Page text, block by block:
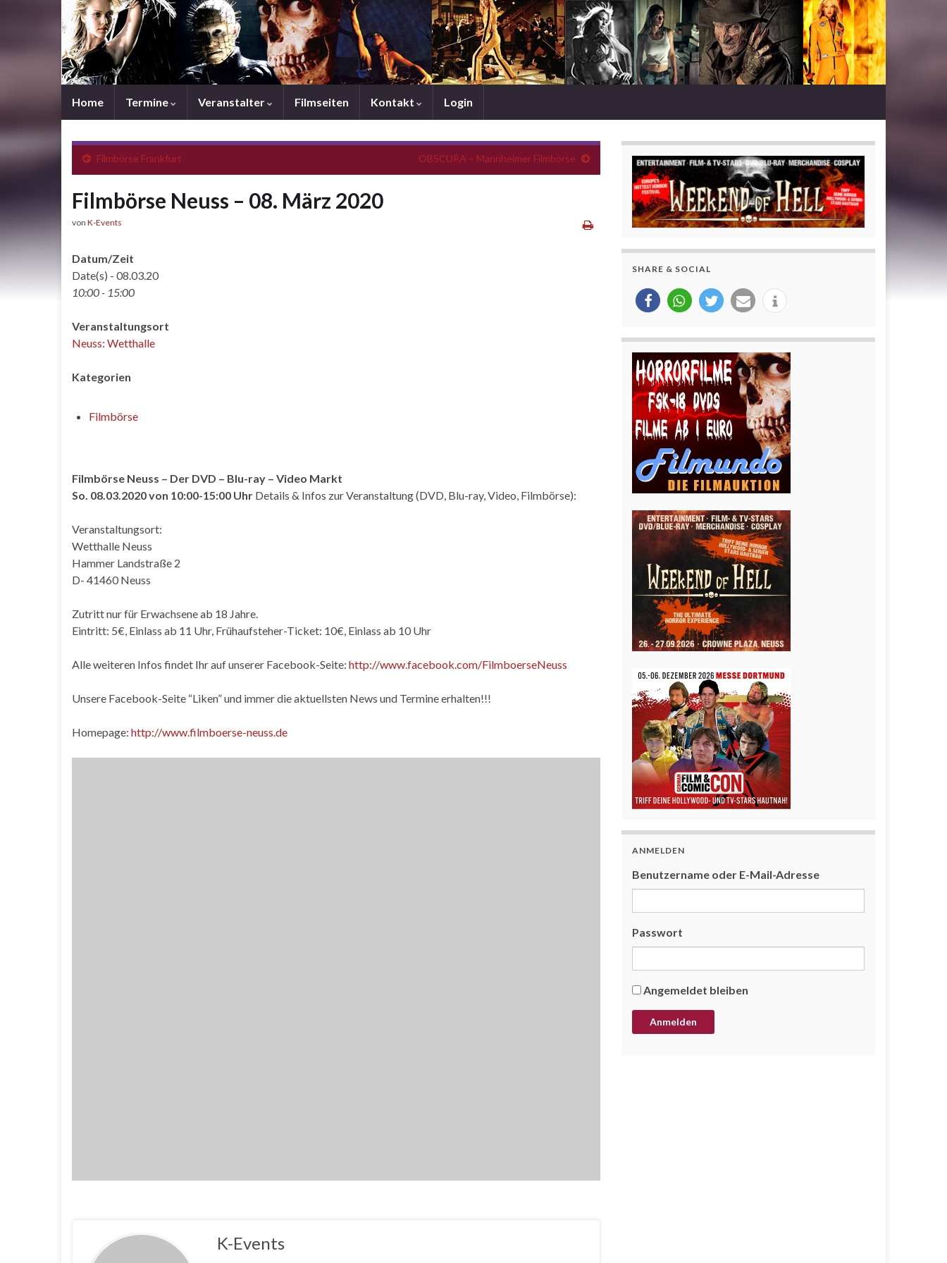
Home Termine Veranstalter Filmseiten Kontakt Login
Filmbörse Frankfurt OBSCURA – Mannheimer Filmbörse
Filmbörse Neuss – 08. März 2020
von K-Events
Datum/Zeit
Date(s) - 08.03.20
10:00 - 15:00
Veranstaltungsort
Neuss: Wetthalle
Kategorien
Filmbörse
Filmbörse Neuss – Der DVD – Blu-ray – Video Markt
So. 08.03.2020 von 10:00-15:00 Uhr Details & Infos zur Veranstaltung (DVD, Blu-ray, Video, Filmbörse):
Veranstaltungsort:
Wetthalle Neuss
Hammer Landstraße 2
D- 41460 Neuss
Zutritt nur für Erwachsene ab 18 Jahre.
Eintritt: 5€, Einlass ab 11 Uhr, Frühaufsteher-Ticket: 10€, Einlass ab 10 Uhr
Alle weiteren Infos findet Ihr auf unserer Facebook-Seite: http://www.facebook.com/FilmboerseNeuss
Unsere Facebook-Seite “Liken” und immer die aktuellsten News und Termine erhalten!!!
Homepage: http://www.filmboerse-neuss.de
K-Events
SHARE & SOCIAL
ANMELDEN
Benutzername oder E-Mail-Adresse
Passwort
Angemeldet bleiben